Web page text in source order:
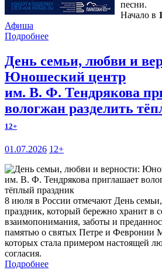
песни.
Начало в
Афиша
Подробнее
День семьи, любви и
Юношеский центр
им. В. Ф. Тендрякова
вологжан разделить
12+
01.07.2026 12+
8 июля в России отмечают День
праздник, который бережно хранит в
взаимопонимания, заботы и
памятью о святых Петре и Февронии
которых стала примером настоящей
согласия.
Подробнее